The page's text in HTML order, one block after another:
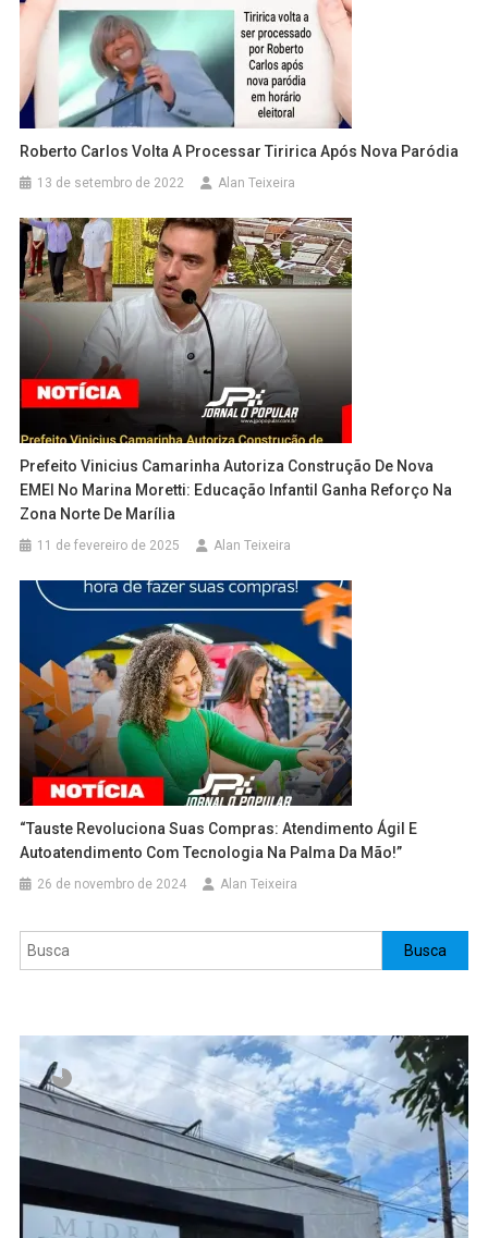
Roberto Carlos Volta A Processar Tiririca Após Nova Paródia
13 de setembro de 2022 Alan Teixeira
Prefeito Vinicius Camarinha Autoriza Construção De Nova
EMEI No Marina Moretti: Educação Infantil Ganha Reforço Na
Zona Norte De Marília
11 de fevereiro de 2025 Alan Teixeira
“Tauste Revoluciona Suas Compras: Atendimento Ágil E
Autoatendimento Com Tecnologia Na Palma Da Mão!”
26 de novembro de 2024 Alan Teixeira
Pesquisar Busca